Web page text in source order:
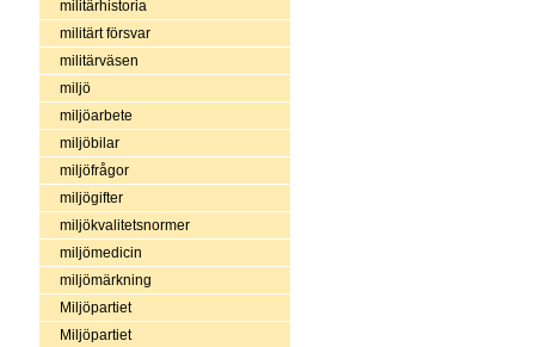
militärhistoria
militärt försvar
militärväsen
miljö
miljöarbete
miljöbilar
miljöfrågor
miljögifter
miljökvalitetsnormer
miljömedicin
miljömärkning
Miljöpartiet
Miljöpartiet